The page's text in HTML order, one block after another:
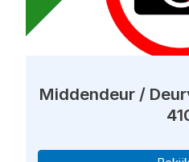
Middendeur /